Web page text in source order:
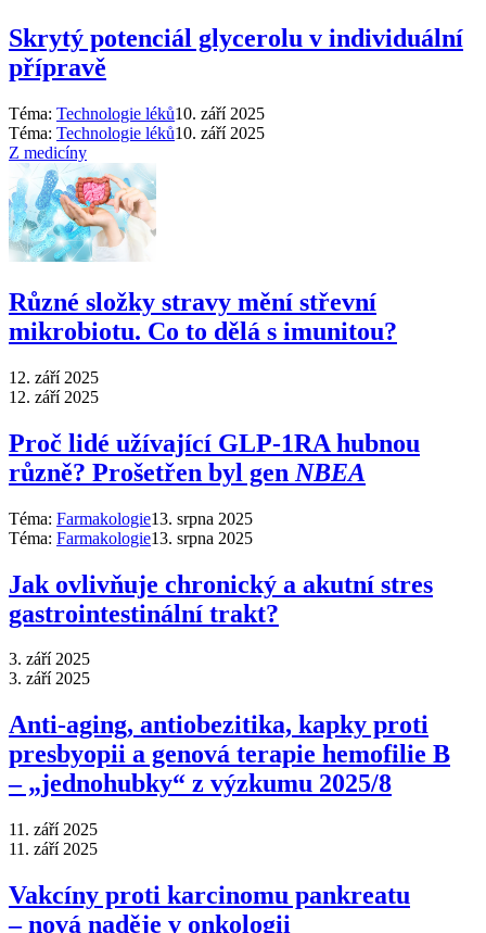
Skrytý potenciál glycerolu v individuální
přípravě
Téma: Technologie léků10. září 2025
Téma: Technologie léků10. září 2025
Z medicíny
Různé složky stravy mění střevní
mikrobiotu. Co to dělá s imunitou?
12. září 2025
12. září 2025
Proč lidé užívající GLP-1RA hubnou
různě? Prošetřen byl gen NBEA
Téma: Farmakologie13. srpna 2025
Téma: Farmakologie13. srpna 2025
Jak ovlivňuje chronický a akutní stres
gastrointestinální trakt?
3. září 2025
3. září 2025
Anti‑aging, antiobezitika, kapky proti
presbyopii a genová terapie hemofilie B
–⁠ „jednohubky“ z výzkumu 2025/8
11. září 2025
11. září 2025
Vakcíny proti karcinomu pankreatu
–⁠ nová naděje v onkologii